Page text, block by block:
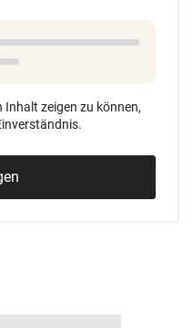
Inhalt zeigen zu können,